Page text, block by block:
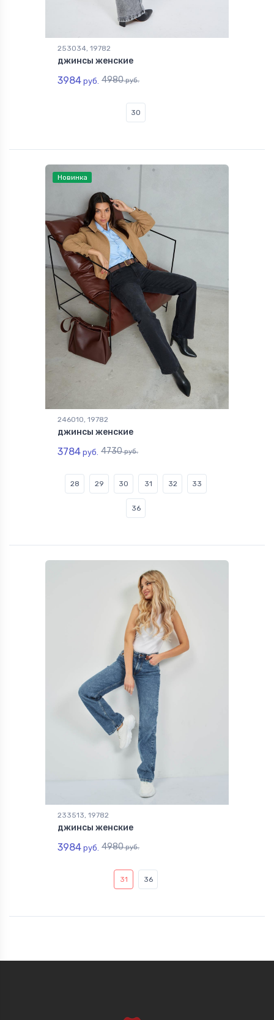
253034, 19782
джинсы женские
3984 руб. 4980руб.
30
Новинка
246010, 19782
джинсы женские
3784 руб. 4730руб.
28 29 30 31 32 33
36
233513, 19782
джинсы женские
3984 руб. 4980руб.
31 36